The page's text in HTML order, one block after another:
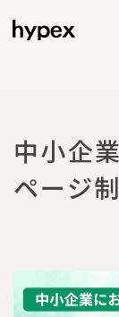
中小企
ページ